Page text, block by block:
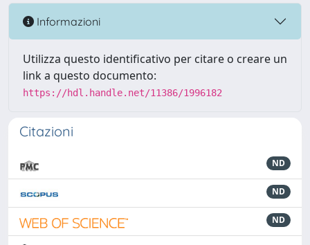
Informazioni
Utilizza questo identificativo per citare o creare un
link a questo documento:
https://hdl.handle.net/11386/1996182
Citazioni
ND
ND
ND